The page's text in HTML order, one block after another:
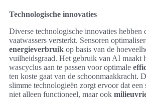
Technologische innovaties
Diverse technologische innovaties hebben
vaatwassers versterkt. Sensoren
energieverbruik op basis van de
vuilheidsgraad. Het gebruik van AI maakt
wascyclus aan te passen voor optimale
ten koste gaat van de schoonmaakkracht.
slimme technologieën zorgt ervoor dat een
niet alleen functioneel, maar ook